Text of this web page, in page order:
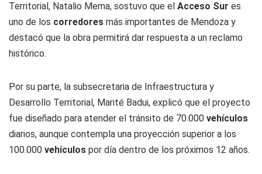
Territorial, Natalio Mema, sostuvo que el Acceso Sur es
uno de los corredores más importantes de Mendoza y
destacó que la obra permitirá dar respuesta a un reclamo
histórico.
Por su parte, la subsecretaria de Infraestructura y
Desarrollo Territorial, Marité Badui, explicó que el proyecto
fue diseñado para atender el tránsito de 70.000 vehículos
diarios, aunque contempla una proyección superior a los
100.000 vehículos por día dentro de los próximos 12 años.